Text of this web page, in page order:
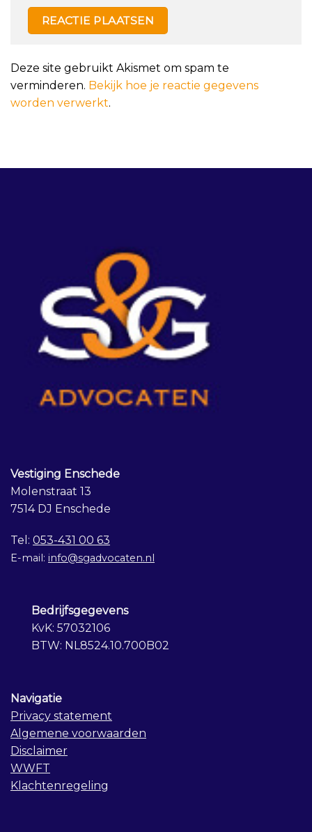
Deze site gebruikt Akismet om spam te
verminderen. Bekijk hoe je reactie gegevens
worden verwerkt.
Vestiging Enschede
Molenstraat 13
7514 DJ Enschede
Tel: 053-431 00 63
E-mail: info@sgadvocaten.nl
Bedrijfsgegevens
KvK: 57032106
BTW: NL8524.10.700B02
Navigatie
Privacy statement
Algemene voorwaarden
Disclaimer
WWFT
Klachtenregeling